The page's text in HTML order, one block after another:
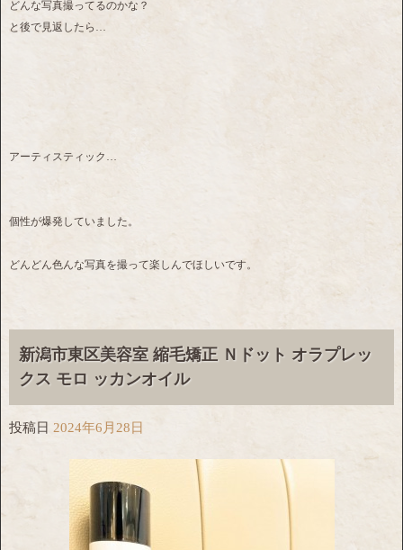
どんな写真撮ってるのかな？
と後で見返したら…
アーティスティック…
個性が爆発していました。
どんどん色んな写真を撮って楽しんでほしいです。
新潟市東区美容室 縮毛矯正 Ｎドット オラプレッ
クス モロ ッカンオイル
投稿日 2024年6月28日